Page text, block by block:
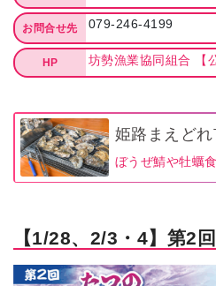
お問合せ先 079-246-4199
HP 坊勢漁業協同組合 【
姫路まえど
ぼうぜ鯖や牡蠣
【1/28、2/3・4】第2